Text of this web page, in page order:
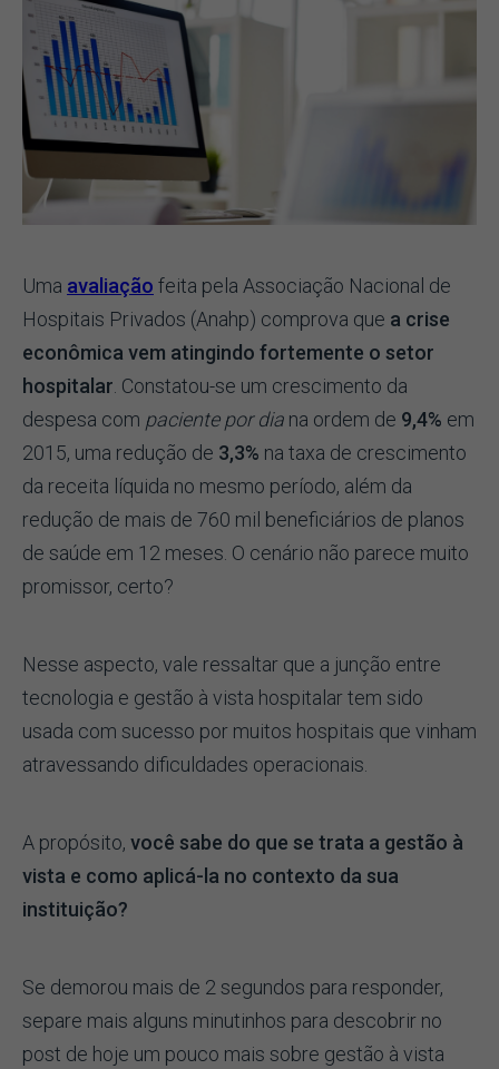
Uma avaliação feita pela Associação Nacional de
Hospitais Privados (Anahp) comprova que a crise
econômica vem atingindo fortemente o setor
hospitalar . Constatou-se um crescimento da
despesa com paciente por dia na ordem de 9,4% em
2015, uma redução de 3,3% na taxa de crescimento
da receita líquida no mesmo período, além da
redução de mais de 760 mil beneficiários de planos
de saúde em 12 meses. O cenário não parece muito
promissor, certo?
Nesse aspecto, vale ressaltar que a junção entre
tecnologia e gestão à vista hospitalar tem sido
usada com sucesso por muitos hospitais que vinham
atravessando dificuldades operacionais.
A propósito, você sabe do que se trata a gestão à
vista e como aplicá-la no contexto da sua
instituição?
Se demorou mais de 2 segundos para responder,
separe mais alguns minutinhos para descobrir no
post de hoje um pouco mais sobre gestão à vista